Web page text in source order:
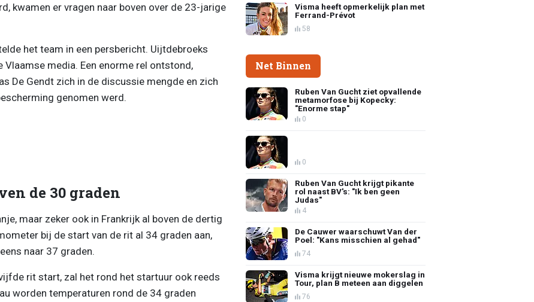
kwamen er vragen naar boven over de 23-jarige
het team in een persbericht. Uijtdebroeks
media. Een enorme rel ontstond,
De Gendt zich in de discussie mengde en zich
genomen werd.
de 30 graden
maar zeker ook in Frankrijk al boven de dertig
bij de start van de rit al 34 graden aan,
naar 37 graden.
rit start, zal het rond het startuur ook reeds
worden temperaturen rond de 34 graden
Visma heeft opmerkelijk plan met
Ferrand-Prévot
58
Net Binnen
Ruben Van Gucht ziet opvallende
metamorfose bij Kopecky:
"Enorme stap"
0
0
Ruben Van Gucht krijgt pikante
rol naast BV's: "Ik ben geen
Judas"
4
De Cauwer waarschuwt Van der
Poel: "Kans misschien al gehad"
74
Visma krijgt nieuwe mokerslag in
Tour, plan B meteen aan diggelen
76